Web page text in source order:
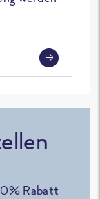
Rabatt